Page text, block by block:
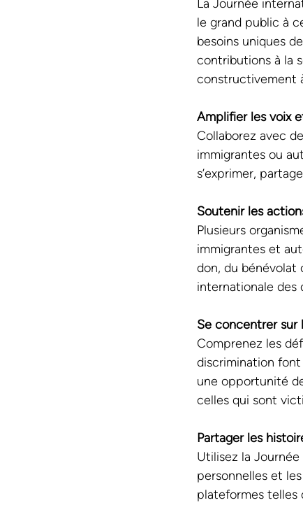
La Journée
le grand public à
besoins uniques
contributions à la
constructivement
Amplifier les voix
Collaborez avec
immigrantes ou
s’exprimer,
Soutenir les
Plusieurs
immigrantes et
don, du bénévolat
internationale des
Se concentrer
Comprenez les
discrimination
une opportunité
celles qui sont
Partager les
Utilisez la
personnelles et
plateformes telles